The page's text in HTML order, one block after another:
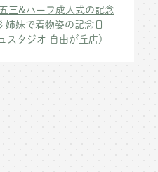
三&ハーフ成人式の記念
姉妹で着物姿の記念日
スタジオ 自由が丘店)